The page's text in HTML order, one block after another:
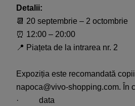
Detalii:
📆 20 septembrie – 2 octombrie
⏰ 12:00 – 20:00
📍 Piațeta de la intrarea nr. 2
Expoziția este recomandată
napoca@vivo-shopping.com. În
· data